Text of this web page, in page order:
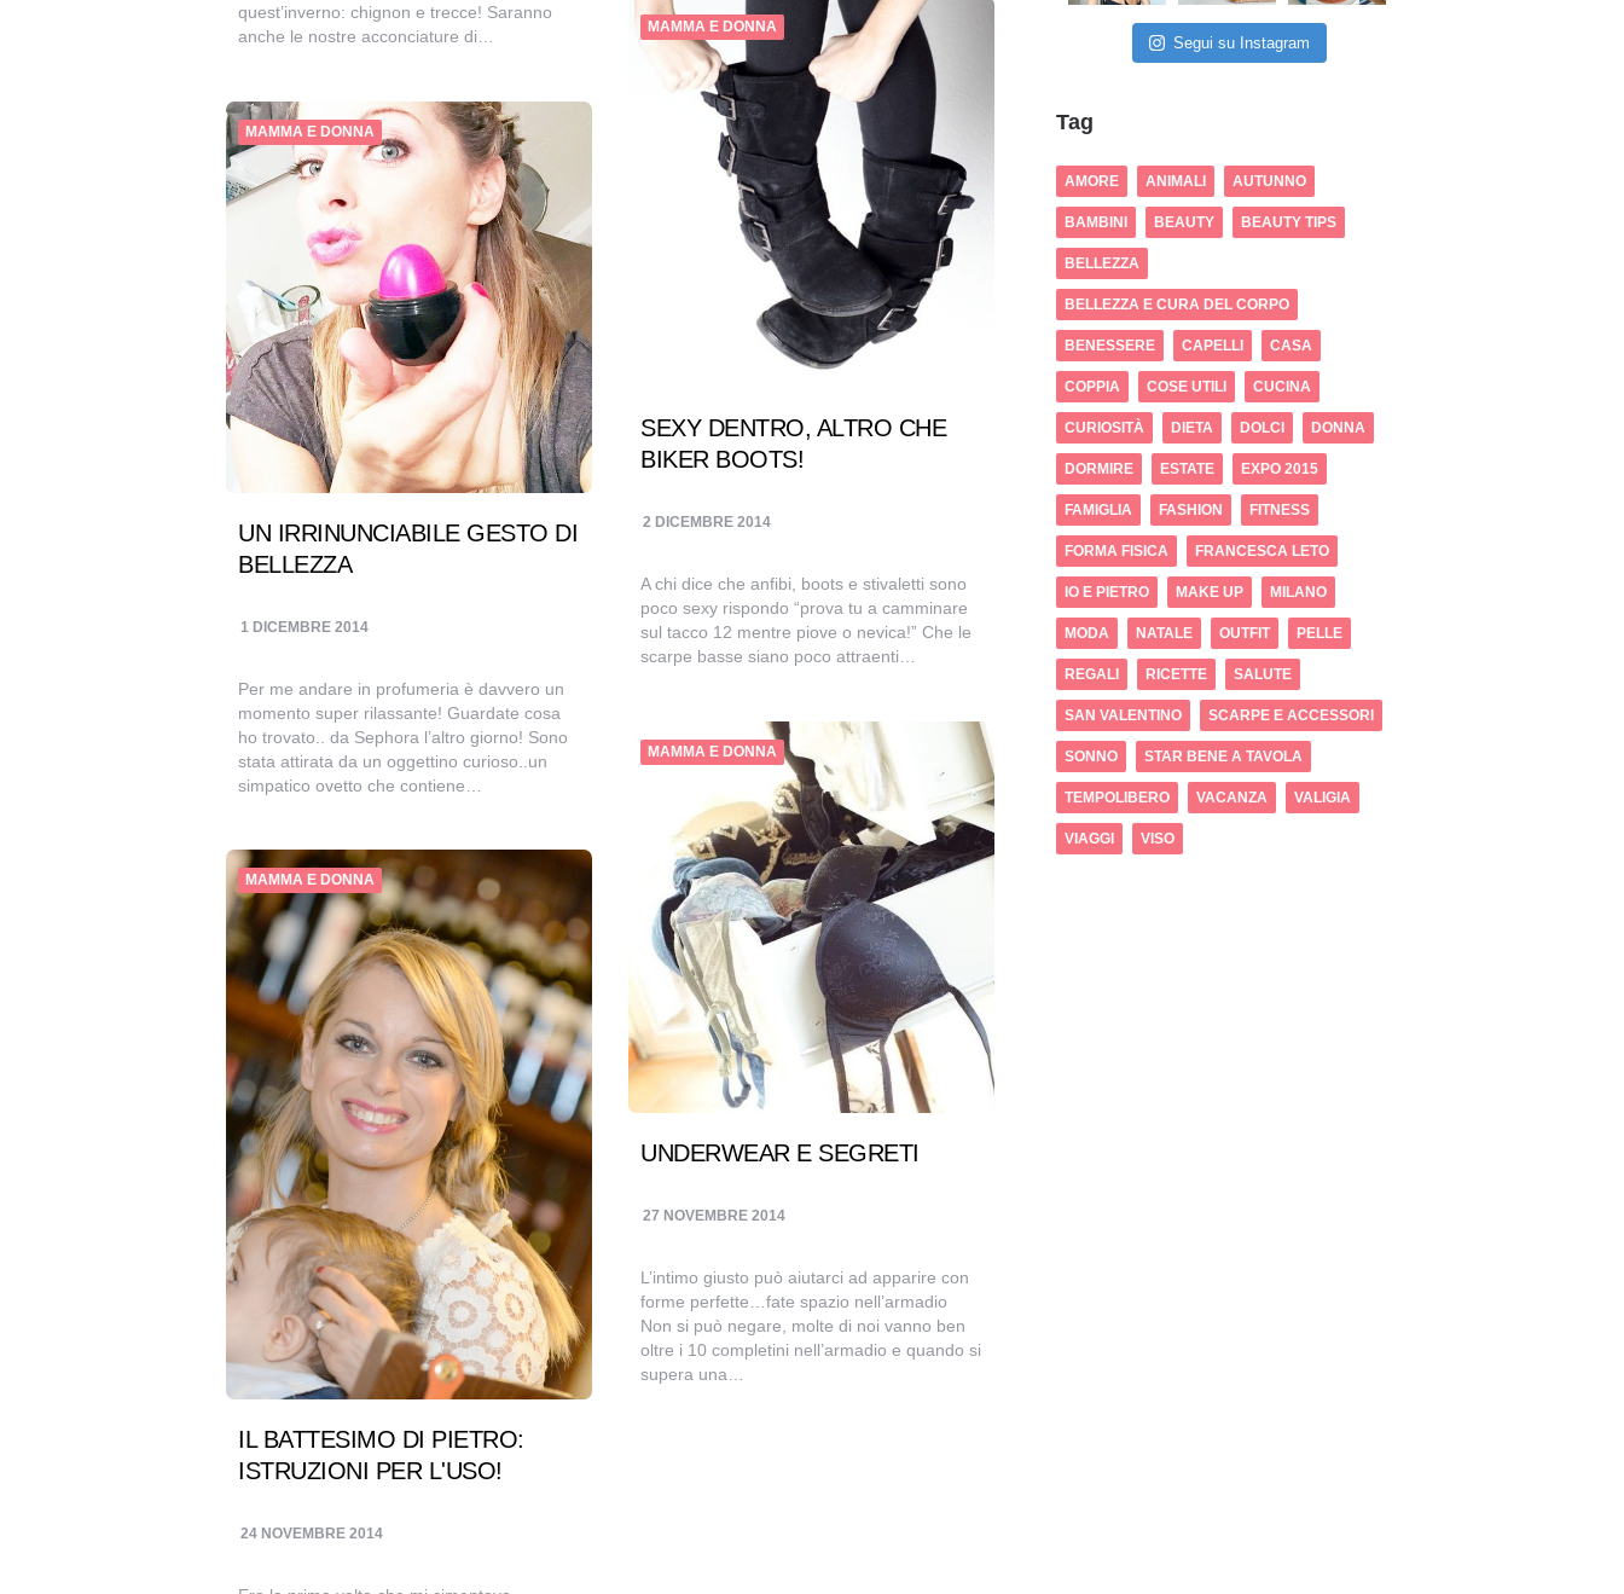
quest’inverno: chignon e trecce! Saranno
anche le nostre acconciature di…
MAMMA E DONNA
SEXY DENTRO, ALTRO CHE
BIKER BOOTS!
2 DICEMBRE 2014
A chi dice che anfibi, boots e stivaletti sono
poco sexy rispondo “prova tu a camminare
sul tacco 12 mentre piove o nevica!” Che le
scarpe basse siano poco attraenti…
MAMMA E DONNA
UN IRRINUNCIABILE GESTO DI
BELLEZZA
1 DICEMBRE 2014
Per me andare in profumeria è davvero un
momento super rilassante! Guardate cosa
ho trovato.. da Sephora l’altro giorno! Sono
stata attirata da un oggettino curioso..un
simpatico ovetto che contiene…
MAMMA E DONNA
UNDERWEAR E SEGRETI
27 NOVEMBRE 2014
L’intimo giusto può aiutarci ad apparire con
forme perfette…fate spazio nell’armadio
Non si può negare, molte di noi vanno ben
oltre i 10 completini nell’armadio e quando si
supera una…
MAMMA E DONNA
IL BATTESIMO DI PIETRO:
ISTRUZIONI PER L'USO!
24 NOVEMBRE 2014
Segui su Instagram
Tag
AMORE ANIMALI AUTUNNO
BAMBINI BEAUTY BEAUTY TIPS
BELLEZZA
BELLEZZA E CURA DEL CORPO
BENESSERE CAPELLI CASA
COPPIA COSE UTILI CUCINA
CURIOSITÀ DIETA DOLCI DONNA
DORMIRE ESTATE EXPO 2015
FAMIGLIA FASHION FITNESS
FORMA FISICA FRANCESCA LETO
IO E PIETRO MAKE UP MILANO
MODA NATALE OUTFIT PELLE
REGALI RICETTE SALUTE
SAN VALENTINO SCARPE E ACCESSORI
SONNO STAR BENE A TAVOLA
TEMPOLIBERO VACANZA VALIGIA
VIAGGI VISO